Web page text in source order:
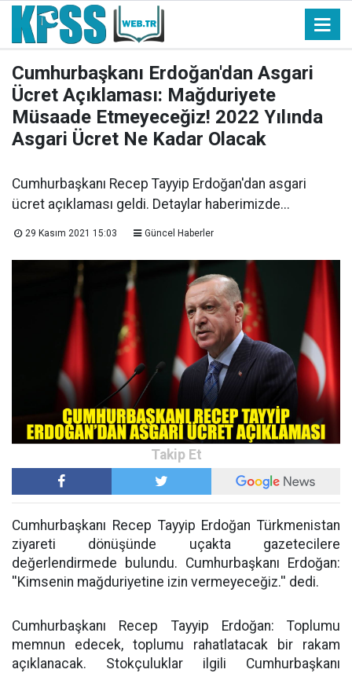
Cumhurbaşkanı Erdoğan'dan Asgari
Ücret Açıklaması: Mağduriyete
Müsaade Etmeyeceğiz! 2022 Yılında
Asgari Ücret Ne Kadar Olacak
Cumhurbaşkanı Recep Tayyip Erdoğan'dan asgari
ücret açıklaması geldi. Detaylar haberimizde...
29 Kasım 2021 15:03 Güncel Haberler
Cumhurbaşkanı Recep Tayyip Erdoğan Türkmenistan
ziyareti dönüşünde uçakta gazetecilere
değerlendirmede bulundu. Cumhurbaşkanı Erdoğan:
''Kimsenin mağduriyetine izin vermeyeceğiz.'' dedi.
Cumhurbaşkanı Recep Tayyip Erdoğan: Toplumu
memnun edecek, toplumu rahatlatacak bir rakam
açıklanacak. Stokçuluklar ilgili Cumhurbaşkanı